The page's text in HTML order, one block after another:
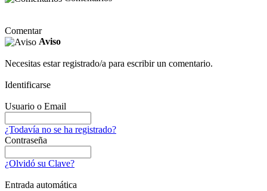
Comentar
Aviso
Necesitas estar registrado/a para escribir un comentario.
Identificarse
Usuario o Email
¿Todavía no se ha registrado?
Contraseña
¿Olvidó su Clave?
Entrada automática